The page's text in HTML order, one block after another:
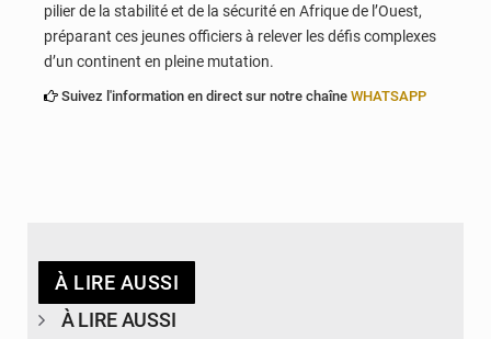
pilier de la stabilité et de la sécurité en Afrique de l’Ouest,
préparant ces jeunes officiers à relever les défis complexes
d’un continent en pleine mutation.
Suivez l'information en direct sur notre chaîne WHATSAPP
À LIRE AUSSI
À LIRE AUSSI